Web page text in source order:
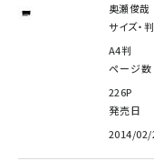
奥瀬俊哉
サイズ・
A4判
ページ数
226P
発売日
2014/02/